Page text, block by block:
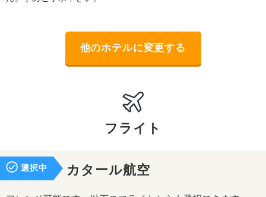
他のホテルに変更する
フライト
選択中 カタール航空